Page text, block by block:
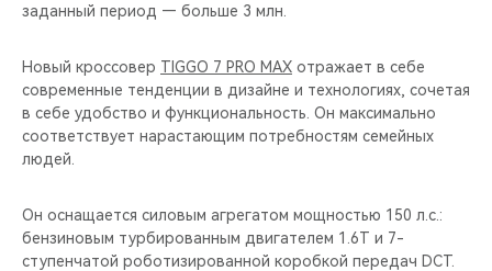
заданный период — больше 3 млн.
Новый кроссовер TIGGO 7 PRO MAX отражает в себе
современные тенденции в дизайне и технологиях, сочетая
в себе удобство и функциональность. Он максимально
соответствует нарастающим потребностям семейных
людей.
Он оснащается силовым агрегатом мощностью 150 л.с.:
бензиновым турбированным двигателем 1.6T и 7-
ступенчатой роботизированной коробкой передач DCT.